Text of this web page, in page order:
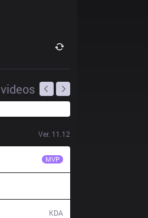
videos
Ver. 11.12
MVP
KDA